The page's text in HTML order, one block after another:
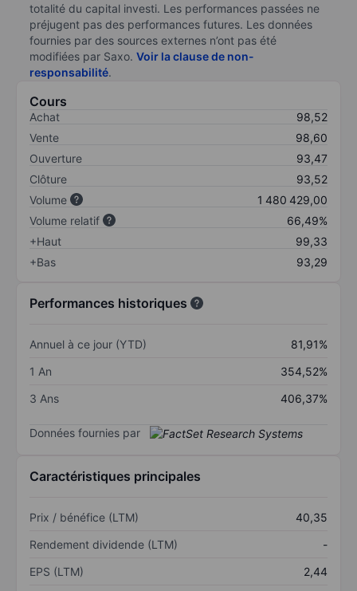
totalité du capital investi. Les performances passées ne
préjugent pas des performances futures. Les données
fournies par des sources externes n’ont pas été
modifiées par Saxo. Voir la clause de non-
responsabilité.
Cours
Achat
98,52
Vente
98,60
Ouverture
93,47
Clôture
93,52
Volume
1 480 429,00
Volume relatif
66,49%
+Haut
99,33
+Bas
93,29
Performances historiques
Annuel à ce jour (YTD)
81,91%
1 An
354,52%
3 Ans
406,37%
Données fournies par
Caractéristiques principales
Prix / bénéfice (LTM)
40,35
Rendement dividende (LTM)
-
EPS (LTM)
2,44